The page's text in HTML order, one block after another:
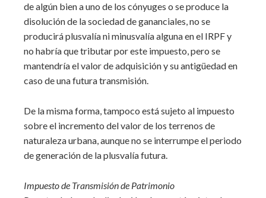
de algún bien a uno de los cónyuges o se produce la
disolución de la sociedad de gananciales, no se
producirá plusvalía ni minusvalía alguna en el IRPF y
no habría que tributar por este impuesto, pero se
mantendría el valor de adquisición y su antigüedad en
caso de una futura transmisión.
De la misma forma, tampoco está sujeto al impuesto
sobre el incremento del valor de los terrenos de
naturaleza urbana, aunque no se interrumpe el periodo
de generación de la plusvalía futura.
Impuesto de Transmisión de Patrimonio